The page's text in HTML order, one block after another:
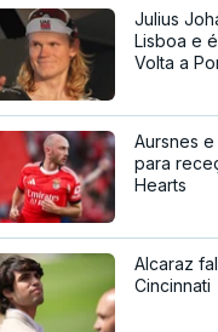
Julius
Lisboa e
Volta a
Aursnes
para
Hearts
Alcaraz
Cincinnati